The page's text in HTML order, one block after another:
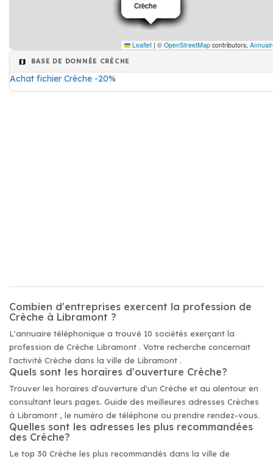
Crèche
Crèche
Crèche
Crèche
Crèche
Crèche
Leaflet | © OpenStreetMap contributors,
BASE DE DONNÉE CRÈCHE
Achat fichier Crèche -20%
Combien d'entreprises exercent la profession de
Crèche à Libramont ?
L'annuaire téléphonique a trouvé 10 sociétés exerçant la
profession de Crèche Libramont . Votre recherche concernait
l'activité Crèche dans la ville de Libramont .
Quels sont les horaires d'ouverture Crèche?
Trouver les horaires d'ouverture d'un Crèche et au alentour en
consultant leurs pages. Guide des meilleures adresses Crèches
à Libramont , le numéro de téléphone ou prendre rendez-vous.
Quelles sont les adresses les plus recommandées
des Crèche?
Le top 30 Crèche les plus recommandés dans la ville de